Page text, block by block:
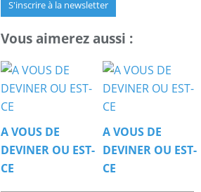
S'inscrire à la newsletter
Vous aimerez aussi :
A VOUS DE
DEVINER OU EST-
CE
A VOUS DE
DEVINER OU EST-
CE